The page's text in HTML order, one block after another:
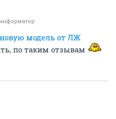
модель от ЛЖ
по таким отзывам